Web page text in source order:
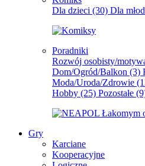
Dla dzieci (30) Dla
Poradniki
Rozwój osobisty/
Dom/Ogród/Balkon (3)
Moda/Uroda/Zdrowie
Hobby (25) Pozostałe
Gry
Karciane
Kooperacyjne